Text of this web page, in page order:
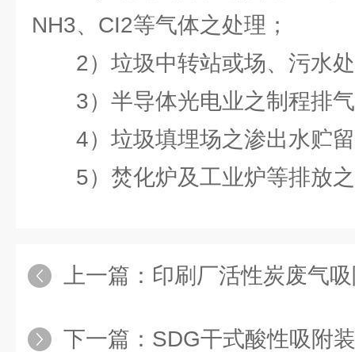
NH3、CI2等气体之处理；
2）垃圾中转站或场、污水处
3）半导体光电业之制程排气
4）垃圾填埋场之渗出水贮留
5）焚化炉及工业炉等排放之
上一篇： 印刷厂活性炭废气
下一篇： SDG干式酸性吸附